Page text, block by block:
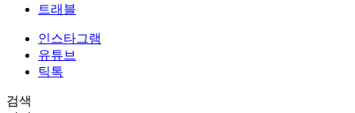
트래블
인스타그램
유튜브
틱톡
검색